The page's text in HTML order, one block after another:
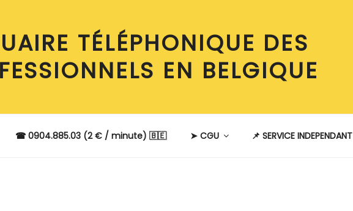
TÉLÉPHONIQUE DES
EN BELGIQUE
☎ 0904.885.03 (2 € / minute) 🇧🇪 ➤ CGU 📌 SERVICE INDEPENDANT